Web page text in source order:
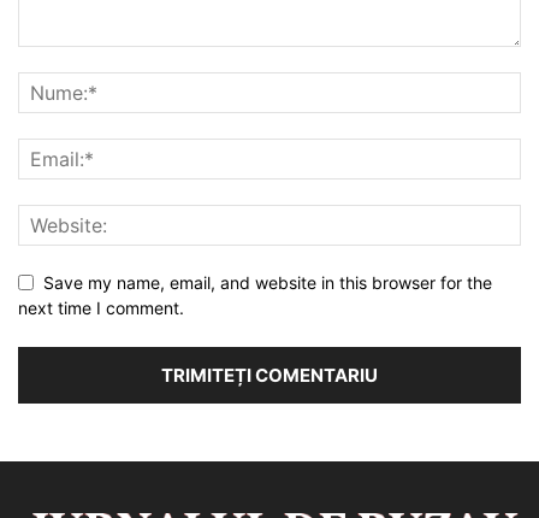
Save my name, email, and website in this browser for the
next time I comment.